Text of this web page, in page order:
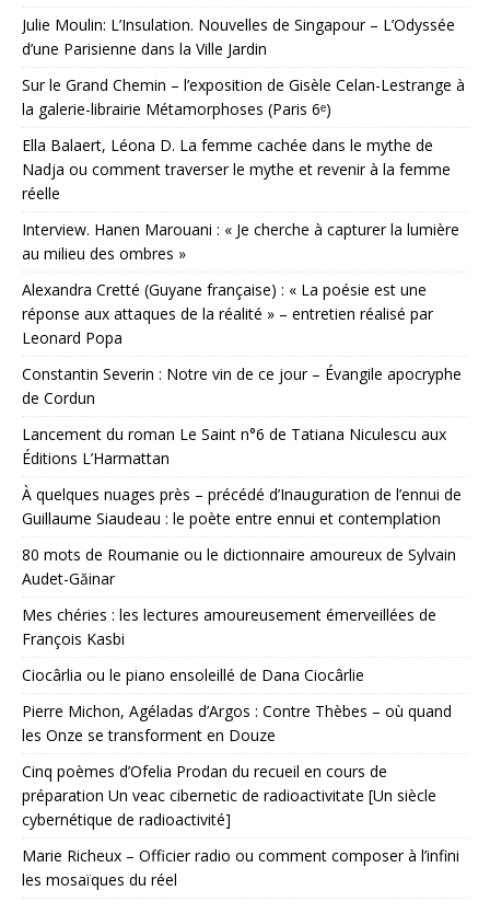
Julie Moulin: L’Insulation. Nouvelles de Singapour – L’Odyssée
d’une Parisienne dans la Ville Jardin
Sur le Grand Chemin – l’exposition de Gisèle Celan-Lestrange à
la galerie-librairie Métamorphoses (Paris 6ᵉ)
Ella Balaert, Léona D. La femme cachée dans le mythe de
Nadja ou comment traverser le mythe et revenir à la femme
réelle
Interview. Hanen Marouani : « Je cherche à capturer la lumière
au milieu des ombres »
Alexandra Cretté (Guyane française) : « La poésie est une
réponse aux attaques de la réalité » – entretien réalisé par
Leonard Popa
Constantin Severin : Notre vin de ce jour – Évangile apocryphe
de Cordun
Lancement du roman Le Saint n°6 de Tatiana Niculescu aux
Éditions L’Harmattan
À quelques nuages près – précédé d’Inauguration de l’ennui de
Guillaume Siaudeau : le poète entre ennui et contemplation
80 mots de Roumanie ou le dictionnaire amoureux de Sylvain
Audet-Găinar
Mes chéries : les lectures amoureusement émerveillées de
François Kasbi
Ciocârlia ou le piano ensoleillé de Dana Ciocârlie
Pierre Michon, Agéladas d’Argos : Contre Thèbes – où quand
les Onze se transforment en Douze
Cinq poèmes d’Ofelia Prodan du recueil en cours de
préparation Un veac cibernetic de radioactivitate [Un siècle
cybernétique de radioactivité]
Marie Richeux – Officier radio ou comment composer à l’infini
les mosaïques du réel